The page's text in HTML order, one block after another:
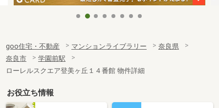
goo住宅・不動産 マンションライブラリー
奈良県
奈良市
学園前駅
ローレルスクエア登美ヶ丘１４番館 物件詳細
お役立ち情報